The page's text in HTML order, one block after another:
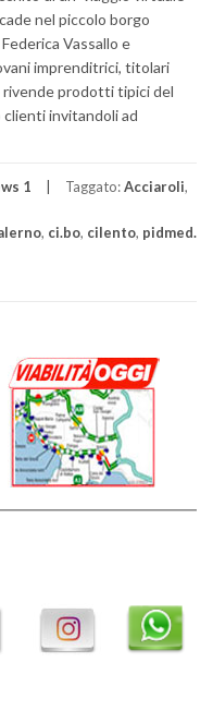
nel piccolo borgo
Vassallo e
imprenditrici, titolari
rivende prodotti tipici del
invitandoli ad
1 Taggato:Acciaroli,
, ci.bo, cilento, pidmed.